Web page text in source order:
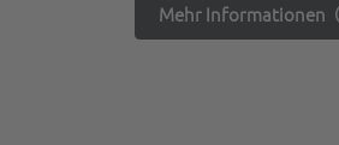
Mehr Informationen